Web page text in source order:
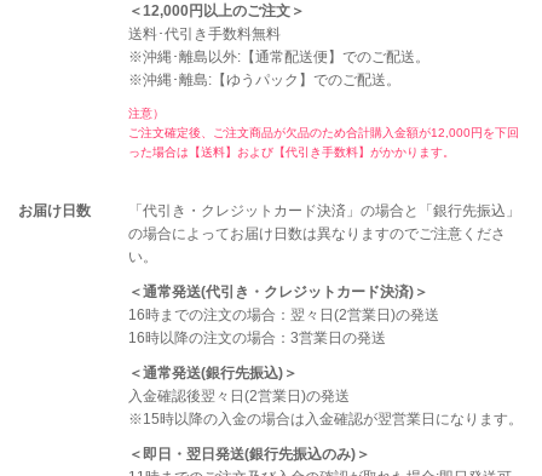
＜12,000円以上のご注文＞
送料･代引き手数料無料
※沖縄･離島以外:【通常配送便】でのご配送。
※沖縄･離島:【ゆうパック】でのご配送。
注意）
ご注文確定後、ご注文商品が欠品のため合計購入金額が12,000円を下回
った場合は【送料】および【代引き手数料】がかかります。
お届け日数
「代引き・クレジットカード決済」の場合と「銀行先振込」
の場合によってお届け日数は異なりますのでご注意くださ
い。
＜通常発送(代引き・クレジットカード決済)＞
16時までの注文の場合：翌々日(2営業日)の発送
16時以降の注文の場合：3営業日の発送
＜通常発送(銀行先振込)＞
入金確認後翌々日(2営業日)の発送
※15時以降の入金の場合は入金確認が翌営業日になります。
＜即日・翌日発送(銀行先振込のみ)＞